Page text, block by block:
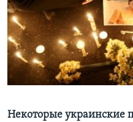
Learning English
СОЦИАЛЬНЫЕ СЕТИ
Языки
Некоторые украинские